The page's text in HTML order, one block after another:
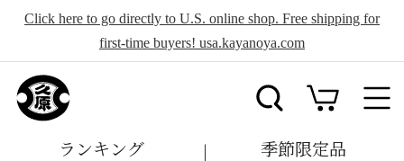
Click here to go directly to U.S. online shop. Free shipping for
first-time buyers! usa.kayanoya.com
ランキング 季節限定品